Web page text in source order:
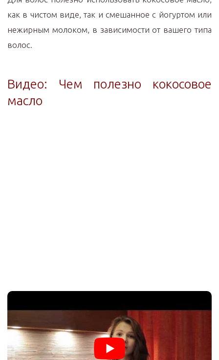
как в чистом виде, так и смешанное с йогуртом или
нежирным молоком, в зависимости от вашего типа
волос.
Видео: Чем полезно кокосовое
масло